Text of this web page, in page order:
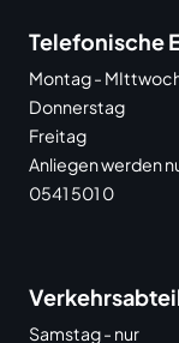
Telefonische
Montag -
Donnerstag
Freitag
Anliegen werden
0541 501 0
Samstag - nur